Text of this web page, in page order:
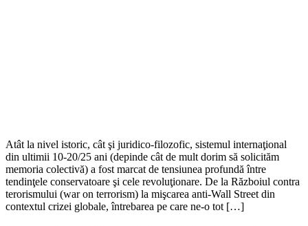
Atât la nivel istoric, cât şi juridico-filozofic, sistemul internaţional
din ultimii 10-20/25 ani (depinde cât de mult dorim să solicităm
memoria colectivă) a fost marcat de tensiunea profundă între
tendinţele conservatoare şi cele revoluţionare. De la Războiul contra
terorismului (war on terrorism) la mişcarea anti-Wall Street din
contextul crizei globale, întrebarea pe care ne-o tot […]